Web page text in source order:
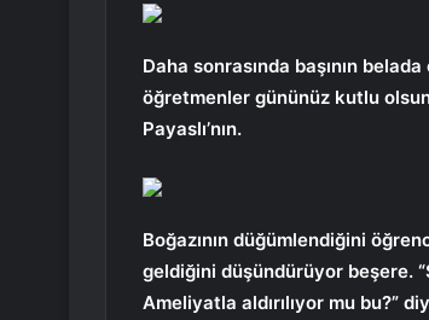
Daha sonrasında başının
öğretmenler gününüz kutlu
Payaslı’nın.
Boğazının düğümlendiğini
geldiğini düşündürüyor beşere.
Ameliyatla aldırılıyor mu bu?”